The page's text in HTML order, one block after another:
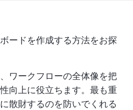
ードを作成する方法をお探
ワークフローの全体像を把
向上に役立ちます。最も重
散財するのを防いでくれる